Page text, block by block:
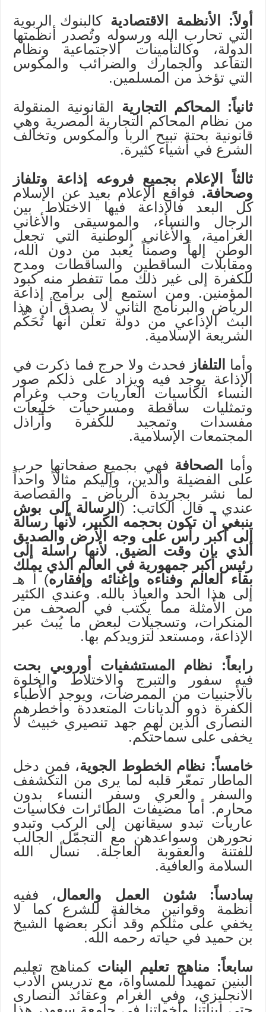
أولاً: الأنظمة الاقتصادية كالبنوك الربوية
التي تحارب الله ورسوله وتُصدر أنظمتها
الدولة، وكالتأمينات الاجتماعية ونظام
التقاعد والجمارك والضرائب والمكوس
التي تؤخذ من المسلمين.
ثانياً: المحاكم التجارية القانونية المنقولة
من نظام المحاكم التجارية المصرية وهي
قانونية بحتة تبيح الربا والمكوس وتخالف
الشرع في أشياء كثيرة.
ثالثاً الإعلام بجميع فروعه إذاعة وتلفاز
وصحافة. فواقع الإعلام بعيد عن الإسلام
كل البعد فالإذاعة فيها الاختلاط بين
الرجال والنساء، والموسيقى والأغاني
الغرامية، والأغاني الوطنية التي تجعل
الوطن إلهاً وصمناً يُعبد من دون الله،
ومقابلات الساقطين والساقطات ومدح
للكفرة إلى غير ذلك مما تتفطر منه كبود
المؤمنين. ومن استمع إلى برامج إذاعة
الرياض والبرنامج الثاني لا يصدق أن هذا
البث الإذاعي من دولة تعلن أنها تُحَكّم
الشريعة الإسلامية.
وأما
التلفاز فحدث ولا حرج فما ذكرت في
الإذاعة يوجد فيه ويزاد على ذلكم صور
النساء الكاسيات العاريات وحب وغرام
وتمثليات ساقطة ومسرحيات خليعات
مفسدات وتمجيد للكفرة وأراذل
المجتمعات الإسلامية.
وأما
الصحافة فهي بجميع صفحاتها حرب
على الفضيلة والدين، وإليكم مثالاً واحداً
لما نشر بجريدة الرياض ـ والقصاصة
عندي ـ قال الكاتب: (الرسالة إلى بوش
ينبغي أن تكون بحجمه الكبير، لأنها رسالة
إلى أكبر رأس على وجه الأرض والصديق
الذي بان وقت الضيق. لأنها راسلة إلى
رئيس أكبر جمهورية في العالم الذي يملك
بقاء العالم وفناءه وإغنائه وإفقاره) أ هـ
إلى هذا الحد والعياذ بالله. وعندي الكثير
من الأمثلة مما يكتب في الصحف من
المنكرات، وتسجيلات لبعض ما يُبث عبر
الإذاعة، ومستعد لتزويدكم بها.
رابعاً: نظام المستشفيات أوروبي بحت
فيه سفور والتبرج والاختلاط والخلوة
بالأجنبيات من الممرضات، ويوجد الأطباء
الكفرة ذوو الديانات المتعددة وأخطرهم
النصارى الذين لهم جهد تنصيري خبيث لا
يخفى على سماحتكم.
خامساً: نظام الخطوط الجوية، فمن دخل
الماطار تمعّر قلبه لما يرى من التكشفف
والسفر والعري وسفر النساء بدون
محارم. أما مضيفات الطائرات فكاسيات
عاريات تبدو سيقانهن إلى الركب وتبدو
نحورهن وسواعدهن مع التجمّل الجالب
للفتنة والعقوبة العاجلة. نسأل الله
السلامة والعافية.
سادساً: شئون العمل والعمال، ففيه
أنظمة وقوانين مخالفة للشرع كما لا
يخفي على مثلكم وقد أنكر بعضها الشيخ
بن حميد في حياته رحمه الله.
سابعاً: مناهج تعليم البنات كمناهج تعليم
البنين تمهيداً للمساواة، مع تدريس الأدب
الانجليزي، وفي الغرام وعقائد النصارى